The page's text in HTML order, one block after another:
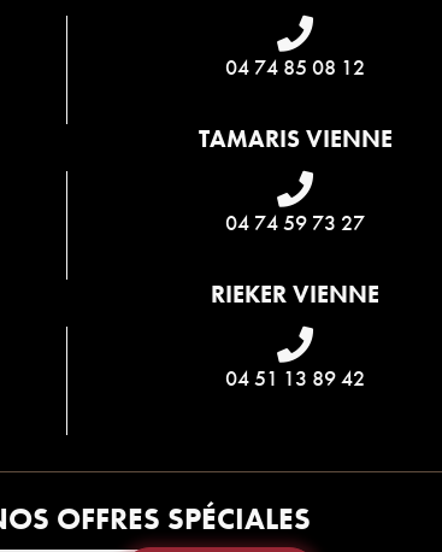
04 74 85 08 12
TAMARIS VIENNE
04 74 59 73 27
RIEKER VIENNE
04 51 13 89 42
OFFRES SPÉCIALES